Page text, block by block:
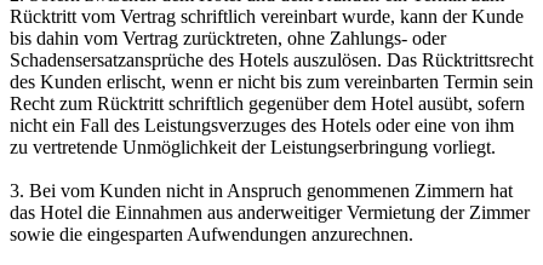
Rücktritt vom Vertrag schriftlich vereinbart wurde, kann der Kunde
bis dahin vom Vertrag zurücktreten, ohne Zahlungs- oder
Schadensersatzansprüche des Hotels auszulösen. Das Rücktrittsrecht
des Kunden erlischt, wenn er nicht bis zum vereinbarten Termin sein
Recht zum Rücktritt schriftlich gegenüber dem Hotel ausübt, sofern
nicht ein Fall des Leistungsverzuges des Hotels oder eine von ihm
zu vertretende Unmöglichkeit der Leistungserbringung vorliegt.
3. Bei vom Kunden nicht in Anspruch genommenen Zimmern hat
das Hotel die Einnahmen aus anderweitiger Vermietung der Zimmer
sowie die eingesparten Aufwendungen anzurechnen.